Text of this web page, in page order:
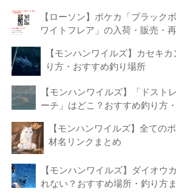
【ローソン】ポケカ「ブラック
ワイトフレア」の入荷・販売・
【モンハンワイルズ】カセキカ
り方・おすすめ釣り場所
【モンハンワイルズ】「ドスト
ーチ」はどこ？おすすめ釣り方
【モンハンワイルズ】全ての
材名リンクまとめ
【モンハンワイルズ】ダイオウ
れない？おすすめ場所・釣り方